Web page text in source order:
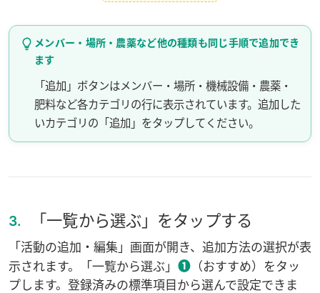
メンバー ・ 場所 ・農薬など他の種類も同じ手順で追加でき
ます
「追加」ボタンはメンバー・場所・機械設備・農薬・
肥料など各カテゴリの行に表示されています。追加した
いカテゴリの「追加」をタップしてください。
3. 「一覧から選ぶ」をタップする
「活動の追加・編集」画面が開き、追加方法の選択が表
示されます。「一覧から選ぶ」 ❶ （おすすめ）をタッ
プします。登録済みの標準項目から選んで設定できま